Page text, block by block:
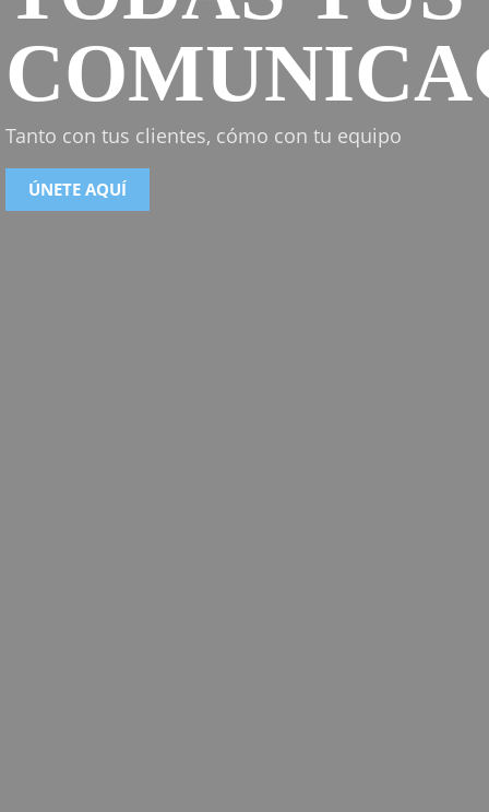
Tanto con tus clientes, cómo con tu equipo
ÚNETE AQUÍ